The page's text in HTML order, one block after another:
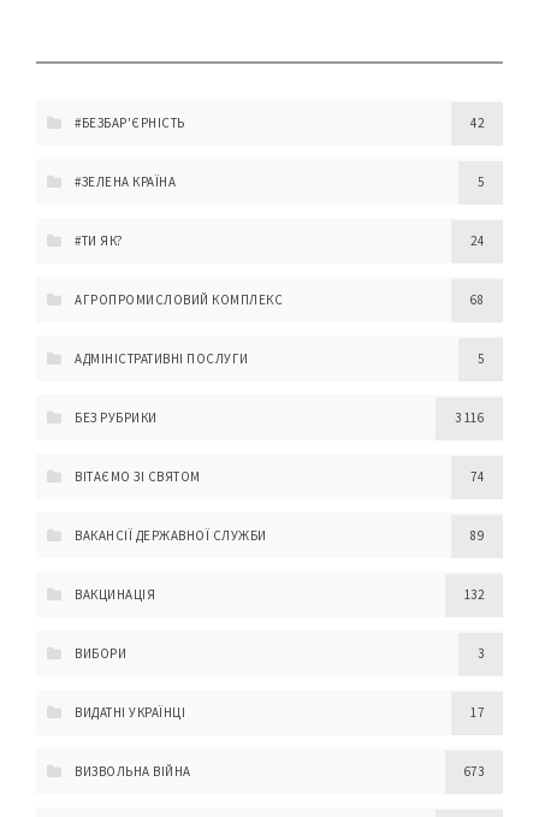
#БЕЗБАР'ЄРНІСТЬ 42
#ЗЕЛЕНА КРАЇНА 5
#ТИ ЯК? 24
АГРОПРОМИСЛОВИЙ КОМПЛЕКС 68
АДМІНІСТРАТИВНІ ПОСЛУГИ 5
БЕЗ РУБРИКИ 3 116
ВІТАЄМО ЗІ СВЯТОМ 74
ВАКАНСІЇ ДЕРЖАВНОЇ СЛУЖБИ 89
ВАКЦИНАЦІЯ 132
ВИБОРИ 3
ВИДАТНІ УКРАЇНЦІ 17
ВИЗВОЛЬНА ВІЙНА 673